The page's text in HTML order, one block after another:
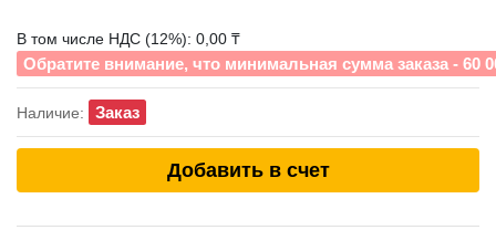
В том числе НДС (12%): 0,00 ₸
Обратите внимание, что минимальная сумма заказа - 60
Наличие: Заказ
Добавить в счет